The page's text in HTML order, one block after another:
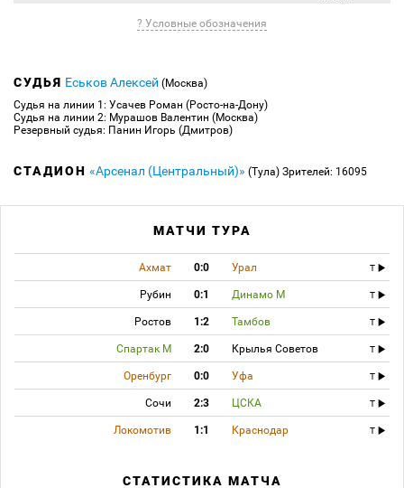
? Условные обозначения
СУДЬЯ Еськов Алексей (Москва)
Судья на линии 1: Усачев Роман (Росто-на-Дону)
Судья на линии 2: Мурашов Валентин (Москва)
Резервный судья: Панин Игорь (Дмитров)
СТАДИОН «Арсенал (Центральный)» (Тула) Зрителей: 16095
МАТЧИ ТУРА
Ахмат 0:0 Урал T
Рубин 0:1 Динамо М T
Ростов 1:2 Тамбов T
Спартак М 2:0 Крылья Советов T
Оренбург 0:0 Уфа T
Сочи 2:3 ЦСКА T
Локомотив 1:1 Краснодар T
СТАТИСТИКА МАТЧА